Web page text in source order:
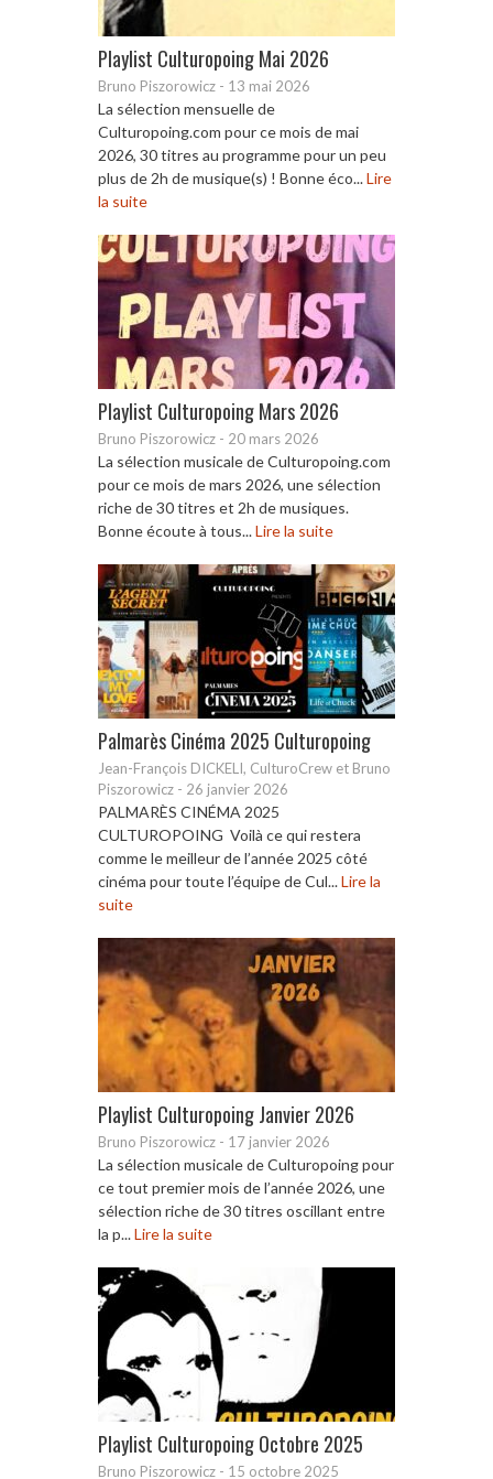
Playlist Culturopoing Mai 2026
Bruno Piszorowicz - 13 mai 2026
La sélection mensuelle de
Culturopoing.com pour ce mois de mai
2026, 30 titres au programme pour un peu
plus de 2h de musique(s) ! Bonne éco...Lire
la suite
Playlist Culturopoing Mars 2026
Bruno Piszorowicz - 20 mars 2026
La sélection musicale de Culturopoing.com
pour ce mois de mars 2026, une sélection
riche de 30 titres et 2h de musiques.
Bonne écoute à tous...Lire la suite
Palmarès Cinéma 2025 Culturopoing
Jean-François DICKELI, CulturoCrew et Bruno
Piszorowicz - 26 janvier 2026
PALMARÈS CINÉMA 2025
CULTUROPOING Voilà ce qui restera
comme le meilleur de l’année 2025 côté
cinéma pour toute l’équipe de Cul...Lire la
suite
Playlist Culturopoing Janvier 2026
Bruno Piszorowicz - 17 janvier 2026
La sélection musicale de Culturopoing pour
ce tout premier mois de l’année 2026, une
sélection riche de 30 titres oscillant entre
la p...Lire la suite
Playlist Culturopoing Octobre 2025
Bruno Piszorowicz - 15 octobre 2025